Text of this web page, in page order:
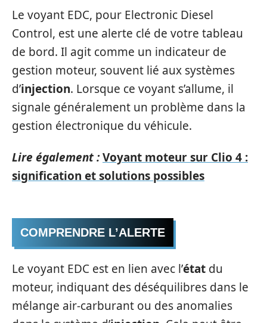
Le voyant EDC, pour Electronic Diesel
Control, est une alerte clé de votre tableau
de bord. Il agit comme un indicateur de
gestion moteur, souvent lié aux systèmes
d’injection. Lorsque ce voyant s’allume, il
signale généralement un problème dans la
gestion électronique du véhicule.
Lire également :Voyant moteur sur Clio 4 :
signification et solutions possibles
COMPRENDRE L’ALERTE
Le voyant EDC est en lien avec l’état du
moteur, indiquant des déséquilibres dans le
mélange air-carburant ou des anomalies